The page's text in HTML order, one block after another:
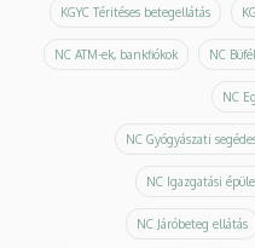
KGYC Téritéses betegellátás
NC ATM-ek, bankfiókok NC
NC
NC Gyógyászati
NC Igazgatási
NC Járóbeteg ellátás